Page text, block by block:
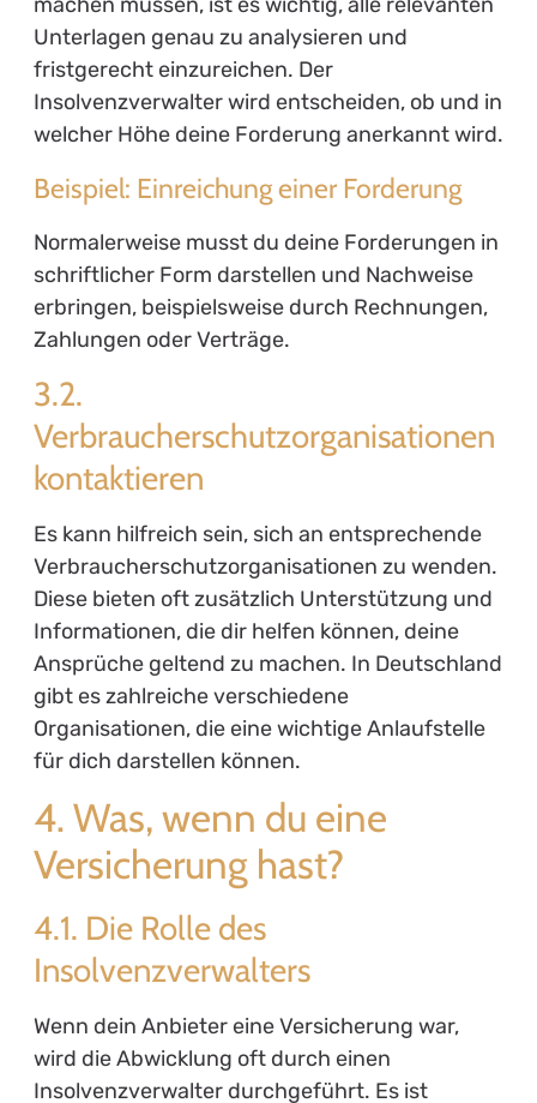
Unterlagen genau zu analysieren und
fristgerecht einzureichen. Der
Insolvenzverwalter wird entscheiden, ob und in
welcher Höhe deine Forderung anerkannt wird.
Beispiel: Einreichung einer Forderung
Normalerweise musst du deine Forderungen in
schriftlicher Form darstellen und Nachweise
erbringen, beispielsweise durch Rechnungen,
Zahlungen oder Verträge.
3.2.
Verbraucherschutzorganisationen
kontaktieren
Es kann hilfreich sein, sich an entsprechende
Verbraucherschutzorganisationen zu wenden.
Diese bieten oft zusätzlich Unterstützung und
Informationen, die dir helfen können, deine
Ansprüche geltend zu machen. In Deutschland
gibt es zahlreiche verschiedene
Organisationen, die eine wichtige Anlaufstelle
für dich darstellen können.
4. Was, wenn du eine
Versicherung hast?
4.1. Die Rolle des
Insolvenzverwalters
Wenn dein Anbieter eine Versicherung war,
wird die Abwicklung oft durch einen
Insolvenzverwalter durchgeführt. Es ist